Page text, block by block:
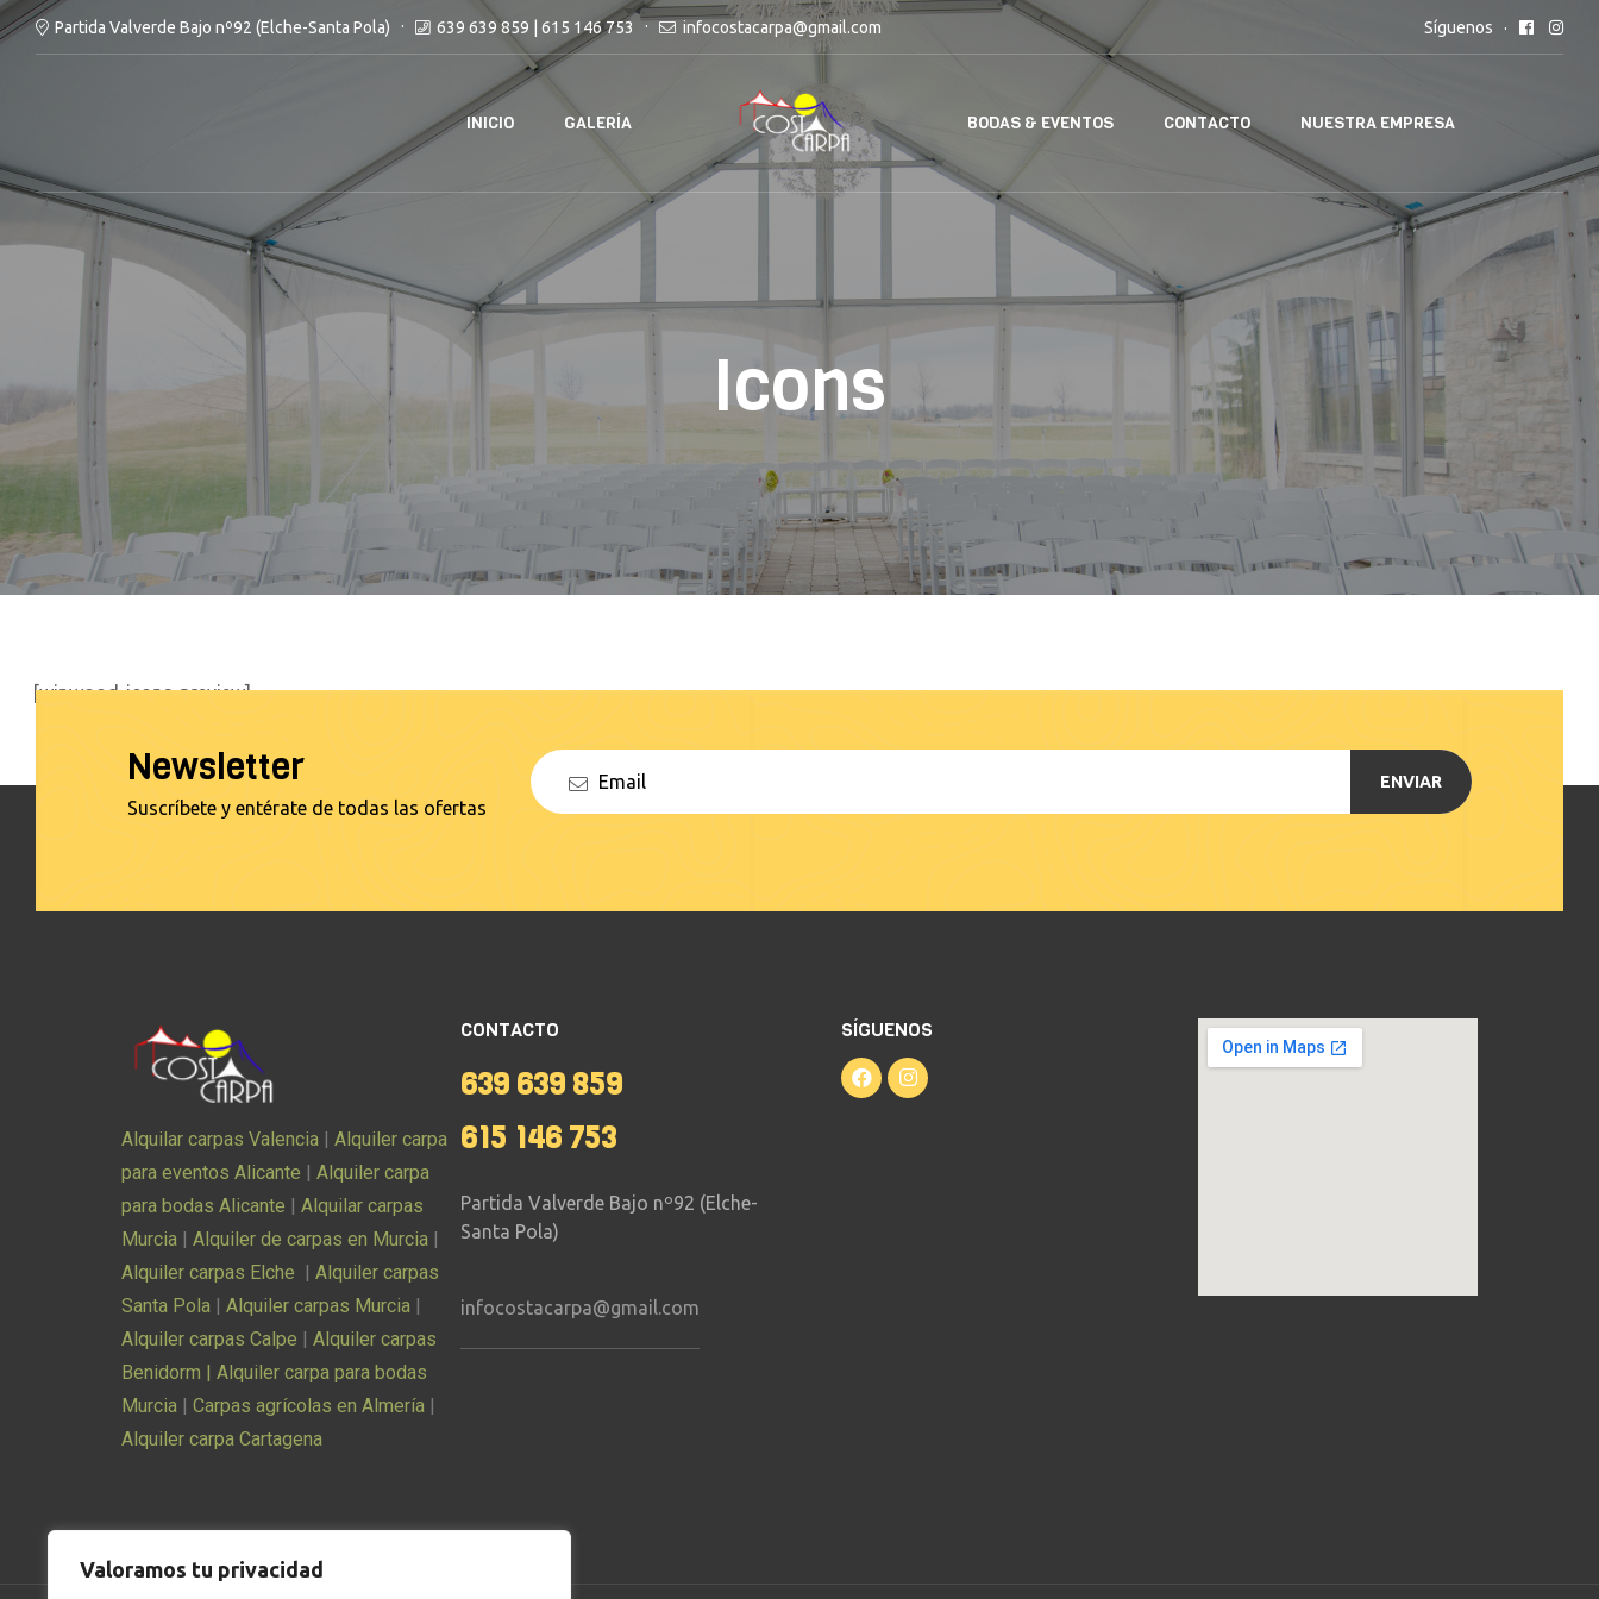
Valoramos tu privacidad
Partida Valverde Bajo nº92 (Elche-Santa Pola) 639 639 859 | 615 146 753 infocostacarpa@gmail.com Síguenos
INICIO GALERÍA BODAS & EVENTOS CONTACTO NUESTRA EMPRESA
Icons
[winwood-icons-preview]
Newsletter
Suscríbete y entérate de todas las ofertas
ENVIAR
Alquilar carpas Valencia | Alquiler carpa
para eventos Alicante | Alquiler carpa
para bodas Alicante | Alquilar carpas
Murcia | Alquiler de carpas en Murcia |
Alquiler carpas Elche | Alquiler carpas
Santa Pola | Alquiler carpas Murcia |
Alquiler carpas Calpe | Alquiler carpas
Benidorm | Alquiler carpa para bodas
Murcia | Carpas agrícolas en Almería |
Alquiler carpa Cartagena
CONTACTO
639 639 859
615 146 753
Partida Valverde Bajo nº92 (Elche-
Santa Pola)
infocostacarpa@gmail.com
SÍGUENOS